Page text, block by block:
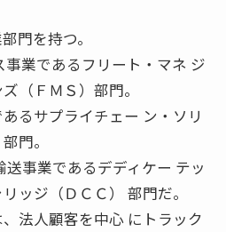
門を持つ。
業であるフリート・マネ ジ
（ＦＭＳ）部門。
るサプライチェー ン・ソリ
門。
事業であるデディケー テッ
ッジ（ＤＣＣ） 部門だ。
法人顧客を中心 にトラック